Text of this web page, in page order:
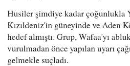
Husiler şimdiye kadar çoğunlukla
Kızıldeniz'in güneyinde ve Aden
hedef almıştı. Grup, Wafaa'yı
vurulmadan önce yapılan uyarı
gelmekle suçladı.